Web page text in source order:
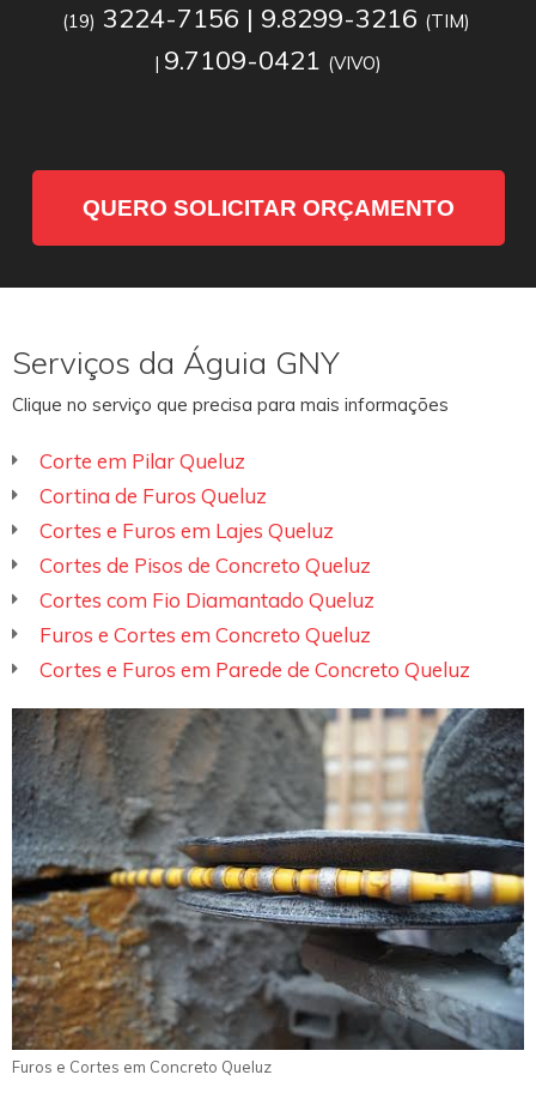
(19) 3224-7156 | 9.8299-3216 (TIM)
| 9.7109-0421 (VIVO)
QUERO SOLICITAR ORÇAMENTO
Serviços da Águia GNY
Clique no serviço que precisa para mais informações
Corte em Pilar Queluz
Cortina de Furos Queluz
Cortes e Furos em Lajes Queluz
Cortes de Pisos de Concreto Queluz
Cortes com Fio Diamantado Queluz
Furos e Cortes em Concreto Queluz
Cortes e Furos em Parede de Concreto Queluz
Furos e Cortes em Concreto Queluz